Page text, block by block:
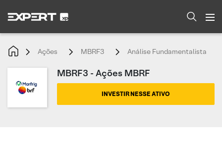
Ações MBRF3 Análise Fundamentalista
MBRF3 - Ações MBRF
INVESTIR NESSE ATIVO